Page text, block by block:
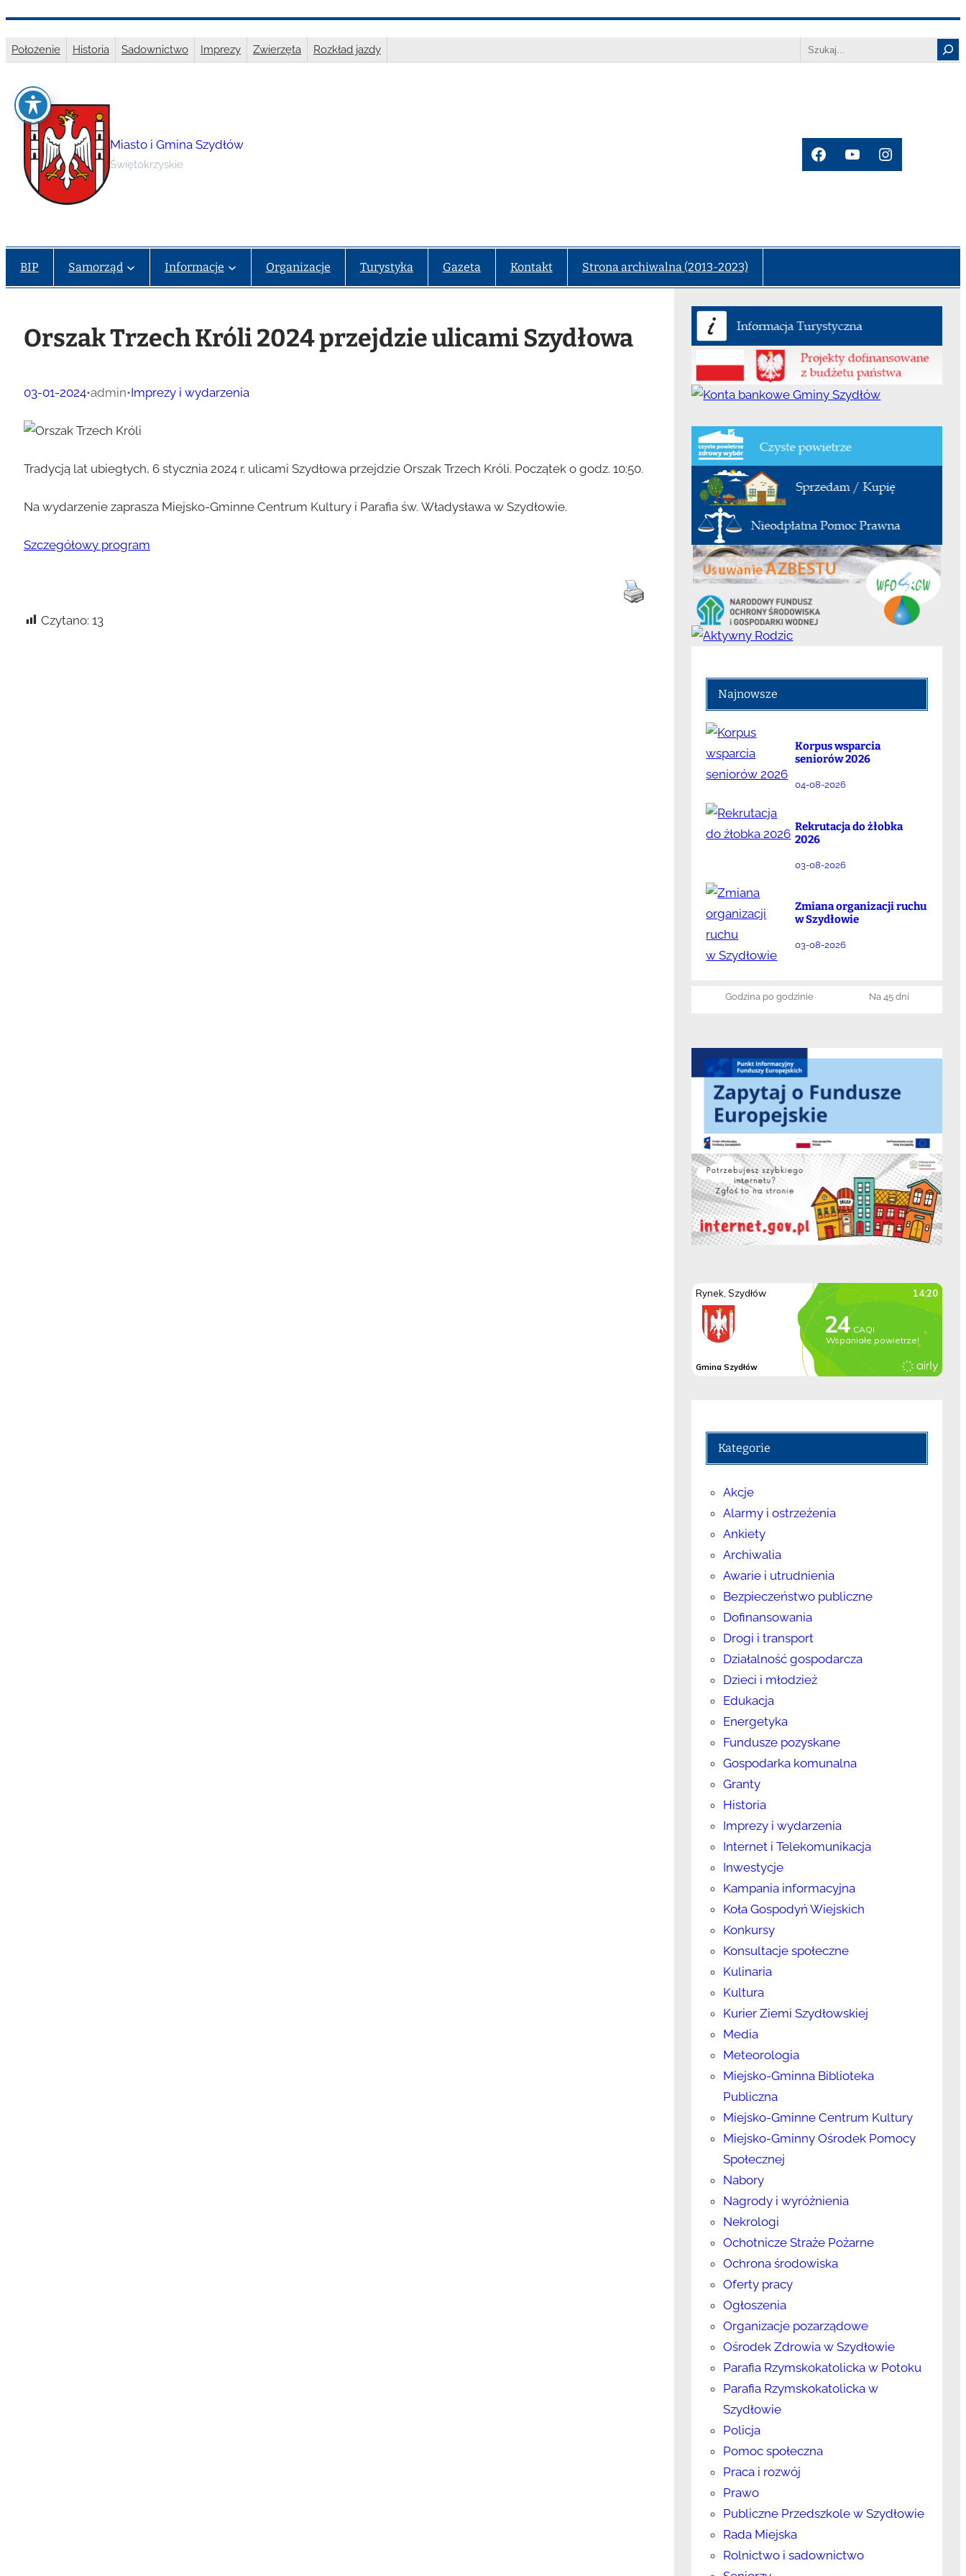
do
Położenie Historia Sadownictwo Imprezy Zwierzęta Rozkład jazdy Search
Miasto i Gmina Szydłów
Świętokrzyskie
Facebook
YouTubeInstagram
BIP Samorząd Informacje Organizacje Turystyka Gazeta Kontakt Strona archiwalna (2013-2023)
Orszak Trzech Króli 2024 przejdzie ulicami Szydłowa
03-01-2024•admin•Imprezy i wydarzenia
Tradycją lat ubiegłych, 6 stycznia 2024 r. ulicami Szydłowa przejdzie Orszak Trzech Króli. Początek o godz. 10:50.
Na wydarzenie zaprasza Miejsko-Gminne Centrum Kultury i Parafia św. Władysława w Szydłowie.
Szczegółowy program
Czytano: 13
Najnowsze
Korpus wsparcia
seniorów 2026
04-08-2026
Rekrutacja do żłobka
2026
03-08-2026
Zmiana organizacji ruchu
w Szydłowie
03-08-2026
Godzina po godzinie Na 45 dni
Kategorie
Akcje
Alarmy i ostrzeżenia
Ankiety
Archiwalia
Awarie i utrudnienia
Bezpieczeństwo publiczne
Dofinansowania
Drogi i transport
Działalność gospodarcza
Dzieci i młodzież
Edukacja
Energetyka
Fundusze pozyskane
Gospodarka komunalna
Granty
Historia
Imprezy i wydarzenia
Internet i Telekomunikacja
Inwestycje
Kampania informacyjna
Koła Gospodyń Wiejskich
Konkursy
Konsultacje społeczne
Kulinaria
Kultura
Kurier Ziemi Szydłowskiej
Media
Meteorologia
Miejsko-Gminna Biblioteka
Publiczna
Miejsko-Gminne Centrum Kultury
Miejsko-Gminny Ośrodek Pomocy
Społecznej
Nabory
Nagrody i wyróżnienia
Nekrologi
Ochotnicze Straże Pożarne
Ochrona środowiska
Oferty pracy
Ogłoszenia
Organizacje pozarządowe
Ośrodek Zdrowia w Szydłowie
Parafia Rzymskokatolicka w Potoku
Parafia Rzymskokatolicka w
Szydłowie
Policja
Pomoc społeczna
Praca i rozwój
Prawo
Publiczne Przedszkole w Szydłowie
Rada Miejska
Rolnictwo i sadownictwo